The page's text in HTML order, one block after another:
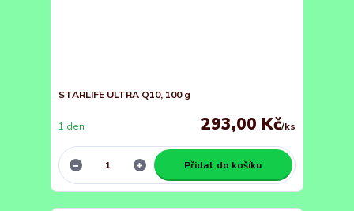
STARLIFE ULTRA Q10, 100 g
293,00 Kč/ks
1 den
Přidat do košíku